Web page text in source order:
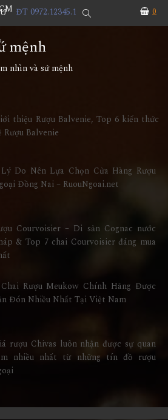
0
ĐT 0972.12345.1
mệnh
nhìn và sứ mệnh
thiệu Rượu Balvenie, Top 6 kiến thức
Rượu Balvenie
Do Nên Lựa Chọn Cửa Hàng Rượu
Đồng Nai – RuouNgoai.net
Courvoisier – Di sản Cognac nước
& Top 7 chai Courvoisier đáng mua
Rượu Meukow Chính Hãng Được
Đón Nhiều Nhất Tại Việt Nam
rượu Chivas luôn nhận được sự quan
nhiều nhất từ những tín đồ rượu